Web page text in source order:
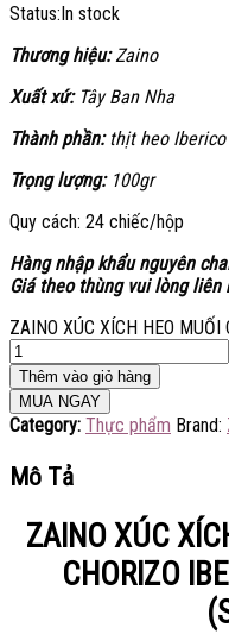
Status:In stock
Thương hiệu:Zaino
Xuất xứ:Tây Ban Nha
Thành phần:thịt heo Iberico
Trọng lượng:100gr
Quy cách: 24 chiếc/hộp
Hàng nhập khẩu nguyên
Giá theo thùng vui lòng liên
ZAINO XÚC XÍCH HEO
Thêm vào giỏ hàng
MUA NGAY
Category: Thực phẩm Brand:
Mô Tả
ZAINO XÚC
CHORIZO